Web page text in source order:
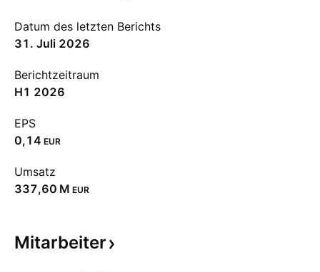
Datum des letzten Berichts
31. Juli 2026
Berichtzeitraum
H1 2026
EPS
0,14 EUR
Umsatz
‪337,60 M‬ EUR
Mitarbeiter